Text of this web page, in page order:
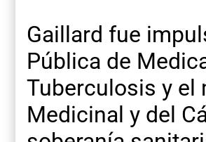
Gaillard fue
Pública de
Tuberculosis y el
Medicinal y del